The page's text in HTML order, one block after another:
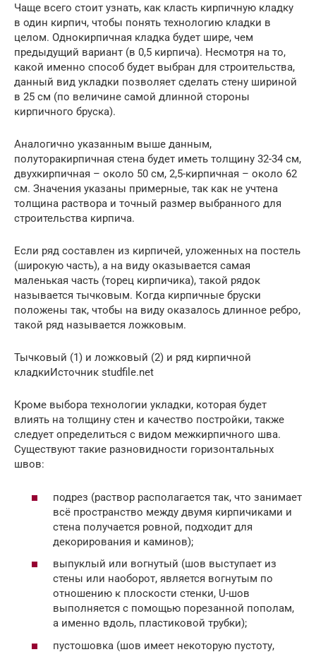
Чаще всего стоит узнать, как класть кирпичную кладку
в один кирпич, чтобы понять технологию кладки в
целом. Однокирпичная кладка будет шире, чем
предыдущий вариант (в 0,5 кирпича). Несмотря на то,
какой именно способ будет выбран для строительства,
данный вид укладки позволяет сделать стену шириной
в 25 см (по величине самой длинной стороны
кирпичного бруска).
Аналогично указанным выше данным,
полуторакирпичная стена будет иметь толщину 32-34 см,
двухкирпичная – около 50 см, 2,5-кирпичная – около 62
см. Значения указаны примерные, так как не учтена
толщина раствора и точный размер выбранного для
строительства кирпича.
Если ряд составлен из кирпичей, уложенных на постель
(широкую часть), а на виду оказывается самая
маленькая часть (торец кирпичика), такой рядок
называется тычковым. Когда кирпичные бруски
положены так, чтобы на виду оказалось длинное ребро,
такой ряд называется ложковым.
Тычковый (1) и ложковый (2) и ряд кирпичной
кладкиИсточник studfile.net
Кроме выбора технологии укладки, которая будет
влиять на толщину стен и качество постройки, также
следует определиться с видом межкирпичного шва.
Существуют такие разновидности горизонтальных
швов:
подрез (раствор располагается так, что занимает
всё пространство между двумя кирпичиками и
стена получается ровной, подходит для
декорирования и каминов);
выпуклый или вогнутый (шов выступает из
стены или наоборот, является вогнутым по
отношению к плоскости стенки, U-шов
выполняется с помощью порезанной пополам,
а именно вдоль, пластиковой трубки);
пустошовка (шов имеет некоторую пустоту,